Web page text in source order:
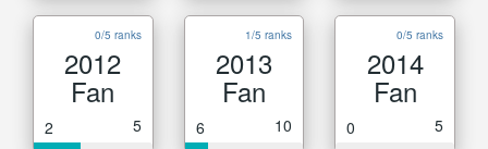
0/5 ranks
2012
Fan
2 5
1/5 ranks
2013
Fan
6 10
0/5 ranks
2014
Fan
0 5